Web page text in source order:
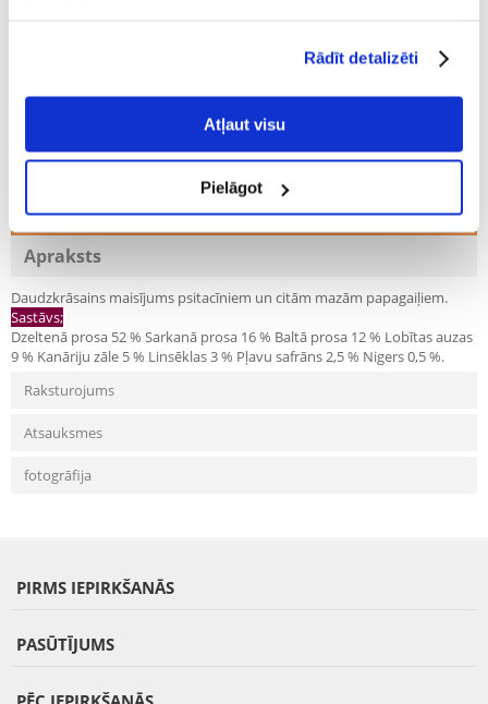
Rādīt detalizēti
Atļaut visu
Pielāgot
Recommend
100% KLIENTU IESAKA ŠO PRODUKTU
UZRAKSTĪT ATSAUKSMI
Apraksts
Daudzkrāsains maisījums psitacīniem un citām mazām papagaiļiem.
Sastāvs;
Dzeltenā prosa 52 % Sarkanā prosa 16 % Baltā prosa 12 % Lobītas auzas
9 % Kanāriju zāle 5 % Linsēklas 3 % Pļavu safrāns 2,5 % Nigers 0,5 %.
Raksturojums
Atsauksmes
fotogrāfija
PIRMS IEPIRKŠANĀS
PASŪTĪJUMS